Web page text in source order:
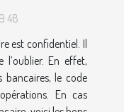
est confidentiel. Il
En effet,
bancaires, le code
En cas